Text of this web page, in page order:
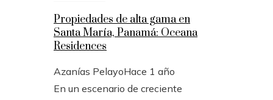
Propiedades de alta gama en
Santa María, Panamá: Oceana
Residences
Azanías PelayoHace 1 año
En un escenario de creciente